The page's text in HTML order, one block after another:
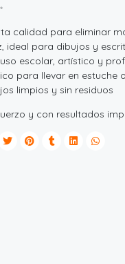
calidad para eliminar
ideal para dibujos y
escolar, artístico y
para llevar en estuche
limpios y sin residuos
y con resultados